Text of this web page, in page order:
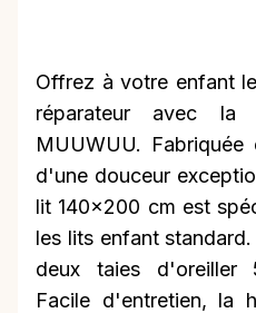
Offrez à votre enfant
réparateur avec la
MUUWUU.
d'une douceur
lit 140x200 cm est
les lits enfant
deux taies d'oreiller
Facile d'entretien, la